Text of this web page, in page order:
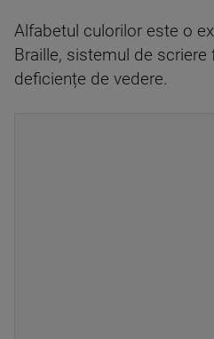
Alfabetul culorilor este o
Braille, sistemul de
deficiențe de vedere.